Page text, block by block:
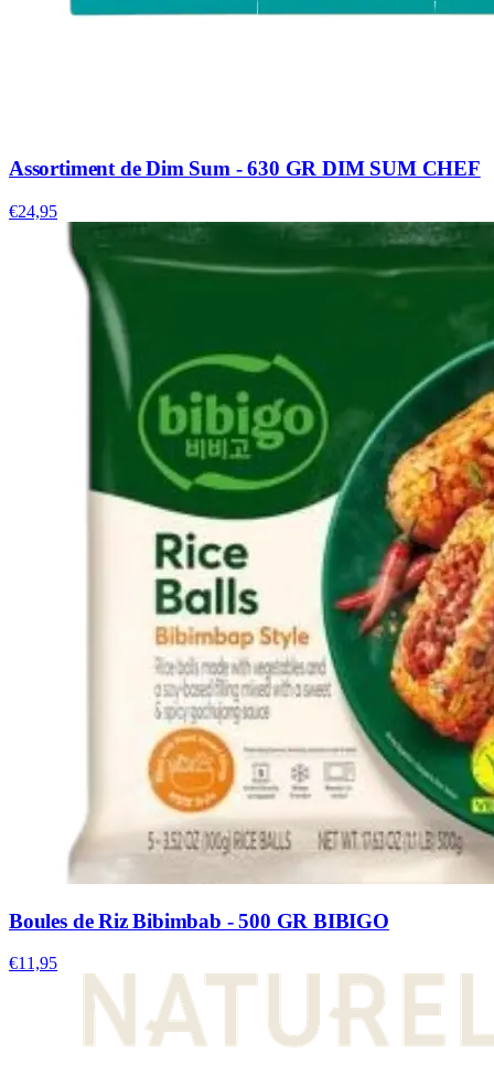
Assortiment de Dim Sum - 630 GR DIM SUM CHEF
€24,95
Boules de Riz Bibimbab - 500 GR BIBIGO
€11,95